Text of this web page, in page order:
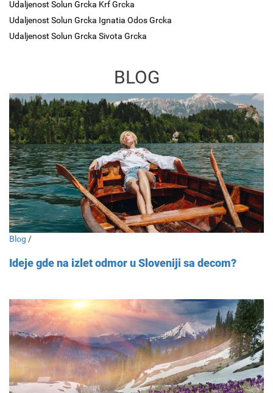
Udaljenost Solun Grcka Krf Grcka
Udaljenost Solun Grcka Ignatia Odos Grcka
Udaljenost Solun Grcka Sivota Grcka
BLOG
Blog /
Ideje gde na izlet odmor u Sloveniji sa decom?